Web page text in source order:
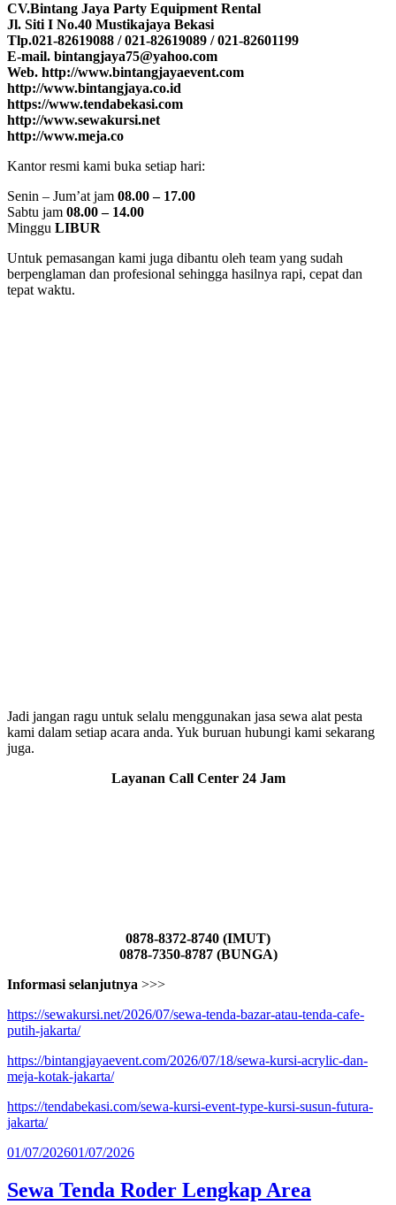
CV.Bintang Jaya Party Equipment Rental
Jl. Siti I No.40 Mustikajaya Bekasi
Tlp.021-82619088 / 021-82619089 / 021-82601199
E-mail. bintangjaya75@yahoo.com
Web. http://www.bintangjayaevent.com
http://www.bintangjaya.co.id
https://www.tendabekasi.com
http://www.sewakursi.net
http://www.meja.co
Kantor resmi kami buka setiap hari:
Senin – Jum’at jam 08.00 – 17.00
Sabtu jam 08.00 – 14.00
Minggu LIBUR
Untuk pemasangan kami juga dibantu oleh team yang sudah
berpenglaman dan profesional sehingga hasilnya rapi, cepat dan
tepat waktu.
Jadi jangan ragu untuk selalu menggunakan jasa sewa alat pesta
kami dalam setiap acara anda. Yuk buruan hubungi kami sekarang
juga.
Layanan Call Center 24 Jam
0878-8372-8740 (IMUT)
0878-7350-8787 (BUNGA)
Informasi selanjutnya >>>
https://sewakursi.net/2026/07/sewa-tenda-bazar-atau-tenda-cafe-
putih-jakarta/
https://bintangjayaevent.com/2026/07/18/sewa-kursi-acrylic-dan-
meja-kotak-jakarta/
https://tendabekasi.com/sewa-kursi-event-type-kursi-susun-futura-
jakarta/
Diposkan
01/07/202601/07/2026
Sewa Tenda Roder Lengkap Area